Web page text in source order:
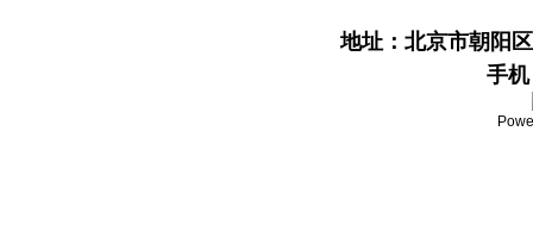
地址： 北京市朝阳
手